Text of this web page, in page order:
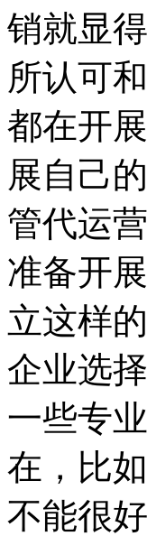
销就显
所认可
都在开
展自己
管代运营
准备开
立这样
企业选
一些专
在，比
不能很